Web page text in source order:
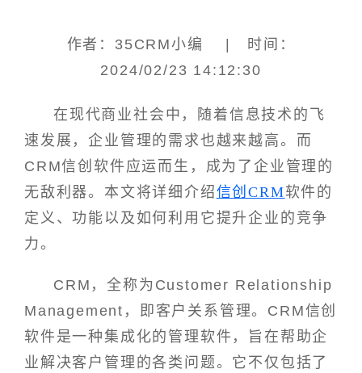
作者：35CRM小编 | 时间：
2024/02/23 14:12:30
在现代商业社会中，随着信息技术的飞
速发展，企业管理的需求也越来越高。而
CRM信创软件应运而生，成为了企业管理的
无敌利器。本文将详细介绍信创CRM软件的
定义、功能以及如何利用它提升企业的竞争
力。
CRM，全称为Customer Relationship
Management，即客户关系管理。CRM信创
软件是一种集成化的管理软件，旨在帮助企
业解决客户管理的各类问题。它不仅包括了